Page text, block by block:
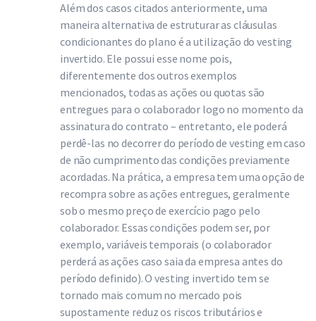
Além dos casos citados anteriormente, uma
maneira alternativa de estruturar as cláusulas
condicionantes do plano é a utilização do vesting
invertido. Ele possui esse nome pois,
diferentemente dos outros exemplos
mencionados, todas as ações ou quotas são
entregues para o colaborador logo no momento da
assinatura do contrato – entretanto, ele poderá
perdê-las no decorrer do período de vesting em caso
de não cumprimento das condições previamente
acordadas. Na prática, a empresa tem uma opção de
recompra sobre as ações entregues, geralmente
sob o mesmo preço de exercício pago pelo
colaborador. Essas condições podem ser, por
exemplo, variáveis temporais (o colaborador
perderá as ações caso saia da empresa antes do
período definido). O vesting invertido tem se
tornado mais comum no mercado pois
supostamente reduz os riscos tributários e